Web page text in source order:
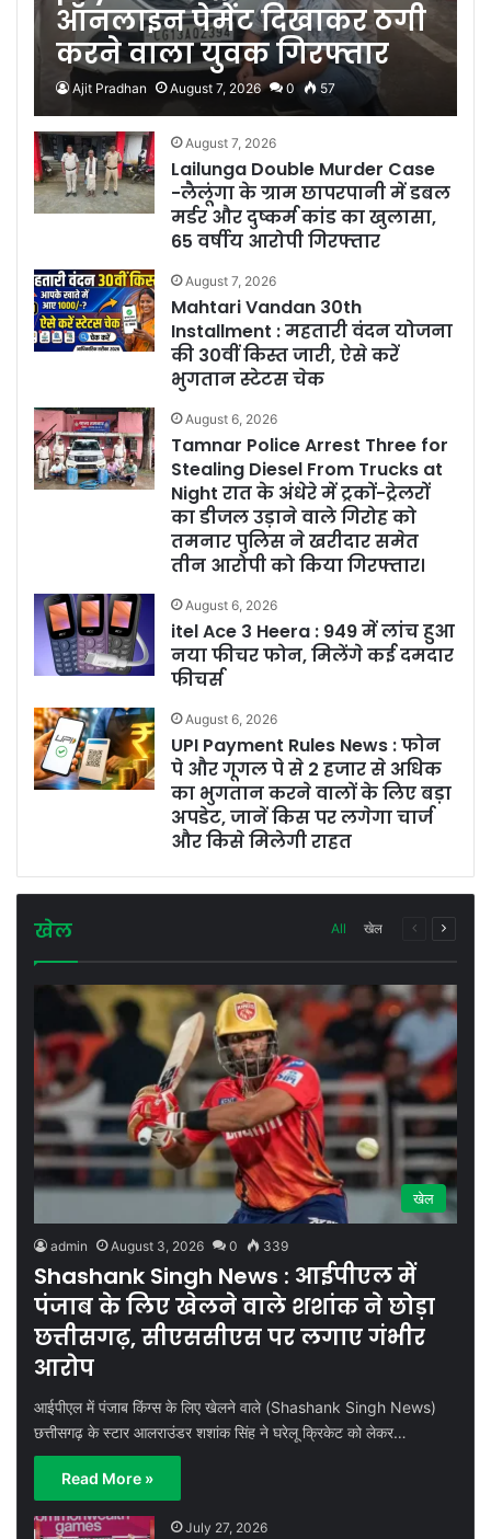
ऑनलाइन पेमेंट दिखाकर ठगी
करने वाला युवक गिरफ्तार
Ajit Pradhan August 7, 2026 0 57
August 7, 2026
Lailunga Double Murder Case
-लैलूंगा के ग्राम छापरपानी में डबल
मर्डर और दुष्कर्म कांड का खुलासा,
65 वर्षीय आरोपी गिरफ्तार
August 7, 2026
Mahtari Vandan 30th
Installment : महतारी वंदन योजना
की 30वीं किस्त जारी, ऐसे करें
भुगतान स्टेटस चेक
August 6, 2026
Tamnar Police Arrest Three for
Stealing Diesel From Trucks at
Night रात के अंधेरे में ट्रकों-ट्रेलरों
का डीजल उड़ाने वाले गिरोह को
तमनार पुलिस ने खरीदार समेत
तीन आरोपी को किया गिरफ्तार।
August 6, 2026
itel Ace 3 Heera : 949 में लांच हुआ
नया फीचर फोन, मिलेंगे कई दमदार
फीचर्स
August 6, 2026
UPI Payment Rules News : फोन
पे और गूगल पे से 2 हजार से अधिक
का भुगतान करने वालों के लिए बड़ा
अपडेट, जानें किस पर लगेगा चार्ज
और किसे मिलेगी राहत
खेल All खेल
Previous
Next
खेल
admin August 3, 2026 0 339
Shashank Singh News : आईपीएल में
पंजाब के लिए खेलने वाले शशांक ने छोड़ा
छत्तीसगढ़, सीएससीएस पर लगाए गंभीर
आरोप
आईपीएल में पंजाब किंग्स के लिए खेलने वाले (Shashank Singh News)
छत्तीसगढ़ के स्टार आलराउंडर शशांक सिंह ने घरेलू क्रिकेट को लेकर…
Read More »
July 27, 2026